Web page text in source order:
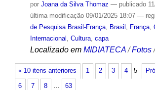
por Joana da Silva Thomaz — publicado
última modificação09/01/2025 18:07 —
de Pesquisa Brasil-França, Brasil , França,
Internacional , Cultura, capa
Localizado em MIDIATECA /Fotos
« 10 itens anteriores 1 2 3 4 5
6 7 8 … 63